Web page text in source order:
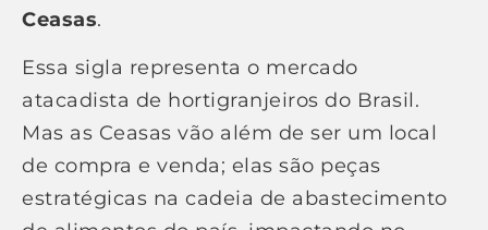
Ceasas.
Essa sigla representa o mercado
atacadista de hortigranjeiros do Brasil.
Mas as Ceasas vão além de ser um local
de compra e venda; elas são peças
estratégicas na cadeia de abastecimento